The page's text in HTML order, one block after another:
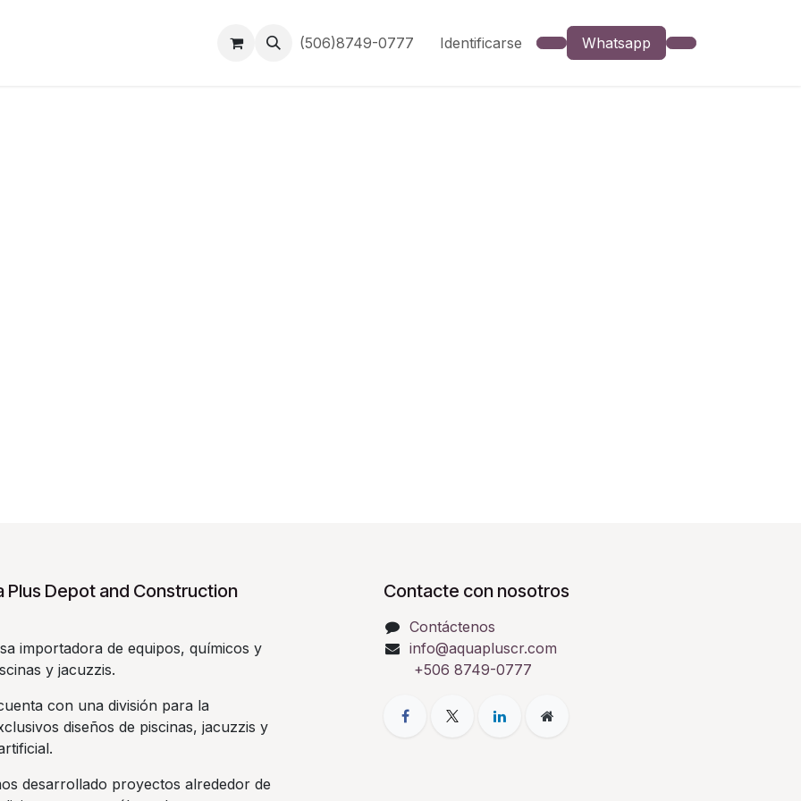
(506)8749-0777 Identificarse Whatsapp
Plus Depot and Construction
importadora de equipos, químicos y
y jacuzzis.
con una división para la
diseños de piscinas, jacuzzis y
desarrollado proyectos alrededor de
Contacte con nosotros
Contáctenos
info@aquapluscr.com
+506 8749-0777